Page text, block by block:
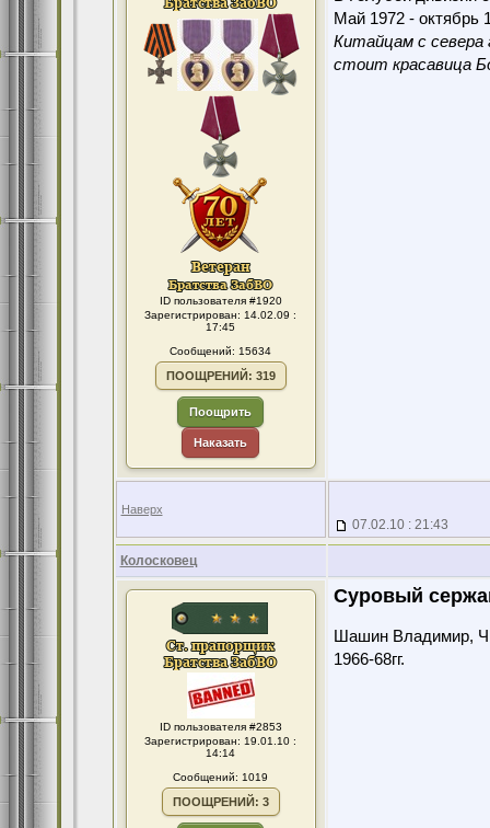
ID пользователя #1920
Зарегистрирован: 14.02.09 :
17:45
Сообщений: 15634
ПООЩРЕНИЙ: 319
Поощрить
Наказать
Май 1972 - октябрь
Китайцам с севера
стоит красавица
Наверх
07.02.10 : 21:43
Колосковец
ID пользователя #2853
Зарегистрирован: 19.01.10 :
14:14
Сообщений: 1019
ПООЩРЕНИЙ: 3
Суровый
Шашин Владимир,
1966-68гг.